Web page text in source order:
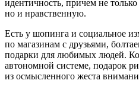
идентичность, причем не
но и нравственную.
Есть у шопинга и социальное
по магазинам с друзьями,
подарки для любимых людей.
автономной системе, подарок
из осмысленного жеста